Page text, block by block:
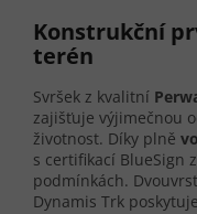
Konstrukční
terén
Svršek z kvalitní
zajišťuje výjimečnou
životnost. Díky plně
s certifikací BlueSign
podmínkách.
Dynamis Trk